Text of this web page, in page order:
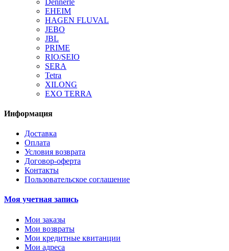
EHEIM
HAGEN FLUVAL
JEBO
JBL
PRIME
RIO/SEIO
SERA
Tetra
XILONG
EXO TERRA
Информация
Доставка
Оплата
Условия возврата
Договор-оферта
Контакты
Пользовательское соглашение
Моя учетная запись
Мои заказы
Мои возвраты
Мои кредитные квитанции
Мои адреса